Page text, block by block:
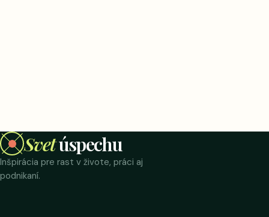
Svetúspechu
Inšpirácia pre rast v živote, práci aj
podnikaní.